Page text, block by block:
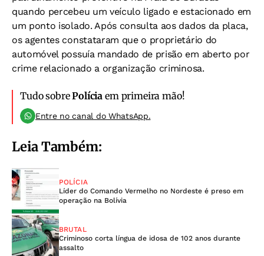
quando percebeu um veículo ligado e estacionado em
um ponto isolado. Após consulta aos dados da placa,
os agentes constataram que o proprietário do
automóvel possuía mandado de prisão em aberto por
crime relacionado a organização criminosa.
Tudo sobrePolícia em primeira mão!
Entre no canal do WhatsApp.
Leia Também:
POLÍCIA
Líder do Comando Vermelho no Nordeste é preso em
operação na Bolívia
BRUTAL
Criminoso corta língua de idosa de 102 anos durante
assalto